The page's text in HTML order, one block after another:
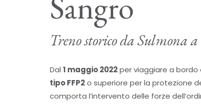
Treno storico da Sulmona
Dal 1 maggio 2022per viaggiare a
tipo FFP2o superiore per la protezione
comporta l’intervento delle forze